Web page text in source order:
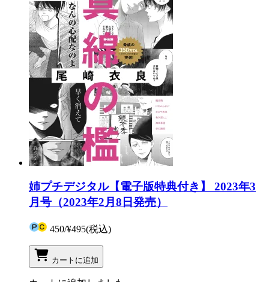
姉プチデジタル【電子版特典付き】 2023年3
月号（2023年2月8日発売）
450/¥495(税込)
カートに追加